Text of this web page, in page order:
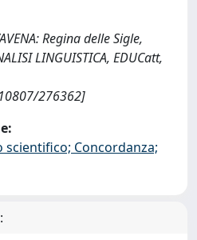
Regina delle Sigle,
LINGUISTICA, EDUCatt,
276362]
Concordanza;